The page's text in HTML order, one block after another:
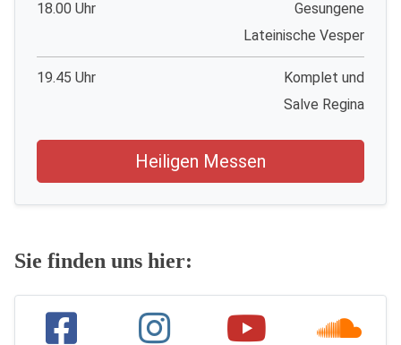
18.00 Uhr
Gesungene
Lateinische Vesper
19.45 Uhr
Komplet und
Salve Regina
Heiligen Messen
Sie finden uns hier: